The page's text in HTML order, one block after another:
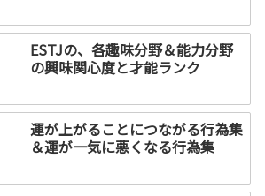
ESTJの、各趣味分野＆能力分野
の興味関心度と才能ランク
運が上がることにつながる行為集
＆運が一気に悪くなる行為集